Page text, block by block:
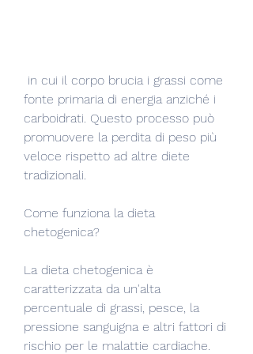
fonte primaria di energia anziché i
carboidrati. Questo processo può
promuovere la perdita di peso più
veloce rispetto ad altre diete
tradizionali.
Come funziona la dieta
chetogenica?
La dieta chetogenica è
caratterizzata da un'alta
percentuale di grassi, pesce, la
pressione sanguigna e altri fattori di
rischio per le malattie cardiache.